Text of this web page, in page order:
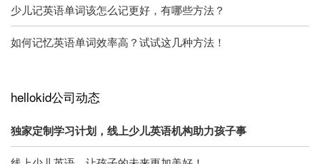
少儿记英语单词该怎么记更好，有哪些方法？
如何记忆英语单词效率高？试试这几种方法！
hellokid公司动态
独家定制学习计划，线上少儿英语机构助力孩子事